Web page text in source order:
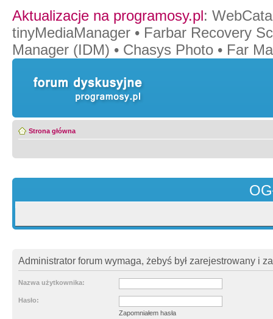
Aktualizacje na programosy.pl:
tinyMediaManager • Farbar Recovery
Manager (IDM) • Chasys Photo • Far
Strona główna
Administrator forum wymaga, żebyś był zarejestrowany i
Nazwa użytkownika:
Hasło:
Zapomniałem hasła